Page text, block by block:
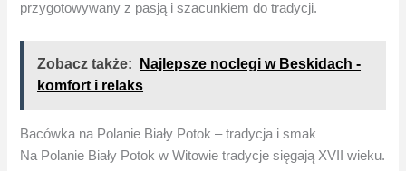
przygotowywany z pasją i szacunkiem do tradycji.
Zobacz także:
Najlepsze noclegi w Beskidach -
komfort i relaks
Bacówka na Polanie Biały Potok – tradycja i smak
Na Polanie Biały Potok w Witowie tradycje sięgają XVII wieku.